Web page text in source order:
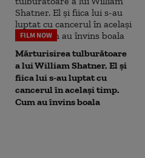
FILM NOW
Mărturisirea tulburătoare
a lui William Shatner. El și
fiica lui s-au luptat cu
cancerul în același timp.
Cum au învins boala